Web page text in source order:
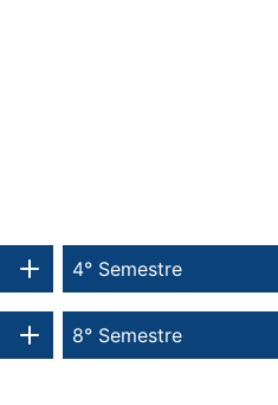
8° Semestre
4° Semestre